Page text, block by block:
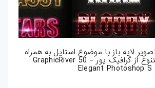
۵۰ عدد تصویر لایه باز با موضوع استایل به همراه
افکت های متنوع از گرافیک یور - GraphicRiver 50
Elegant Photoshop S